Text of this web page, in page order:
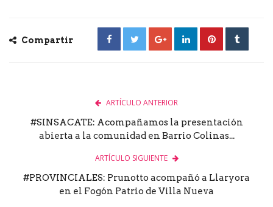
Compartir
ARTÍCULO ANTERIOR
#SINSACATE: Acompañamos la presentación
abierta a la comunidad en Barrio Colinas...
ARTÍCULO SIGUIENTE
#PROVINCIALES: Prunotto acompañó a Llaryora
en el Fogón Patrio de Villa Nueva